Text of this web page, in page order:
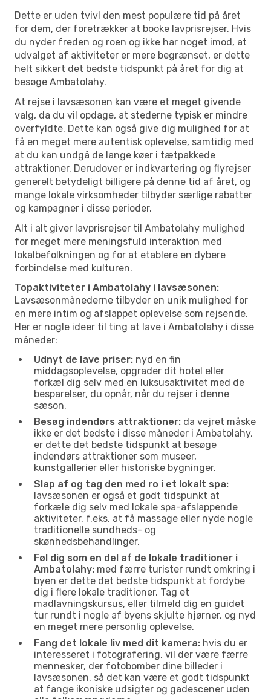
Dette er uden tvivl den mest populære tid på året
for dem, der foretrækker at booke lavprisrejser. Hvis
du nyder freden og roen og ikke har noget imod, at
udvalget af aktiviteter er mere begrænset, er dette
helt sikkert det bedste tidspunkt på året for dig at
besøge Ambatolahy.
At rejse i lavsæsonen kan være et meget givende
valg, da du vil opdage, at stederne typisk er mindre
overfyldte. Dette kan også give dig mulighed for at
få en meget mere autentisk oplevelse, samtidig med
at du kan undgå de lange køer i tætpakkede
attraktioner. Derudover er indkvartering og flyrejser
generelt betydeligt billigere på denne tid af året, og
mange lokale virksomheder tilbyder særlige rabatter
og kampagner i disse perioder.
Alt i alt giver lavprisrejser til Ambatolahy mulighed
for meget mere meningsfuld interaktion med
lokalbefolkningen og for at etablere en dybere
forbindelse med kulturen.
Topaktiviteter i Ambatolahy i lavsæsonen:
Lavsæsonmånederne tilbyder en unik mulighed for
en mere intim og afslappet oplevelse som rejsende.
Her er nogle ideer til ting at lave i Ambatolahy i disse
måneder:
Udnyt de lave priser: nyd en fin
middagsoplevelse, opgrader dit hotel eller
forkæl dig selv med en luksusaktivitet med de
besparelser, du opnår, når du rejser i denne
sæson.
Besøg indendørs attraktioner: da vejret måske
ikke er det bedste i disse måneder i Ambatolahy,
er dette det bedste tidspunkt at besøge
indendørs attraktioner som museer,
kunstgallerier eller historiske bygninger.
Slap af og tag den med ro i et lokalt spa:
lavsæsonen er også et godt tidspunkt at
forkæle dig selv med lokale spa-afslappende
aktiviteter, f.eks. at få massage eller nyde nogle
traditionelle sundheds- og
skønhedsbehandlinger.
Føl dig som en del af de lokale traditioner i
Ambatolahy: med færre turister rundt omkring i
byen er dette det bedste tidspunkt at fordybe
dig i flere lokale traditioner. Tag et
madlavningskursus, eller tilmeld dig en guidet
tur rundt i nogle af byens skjulte hjørner, og nyd
en meget mere personlig oplevelse.
Fang det lokale liv med dit kamera: hvis du er
interesseret i fotografering, vil der være færre
mennesker, der fotobomber dine billeder i
lavsæsonen, så det kan være et godt tidspunkt
at fange ikoniske udsigter og gadescener uden